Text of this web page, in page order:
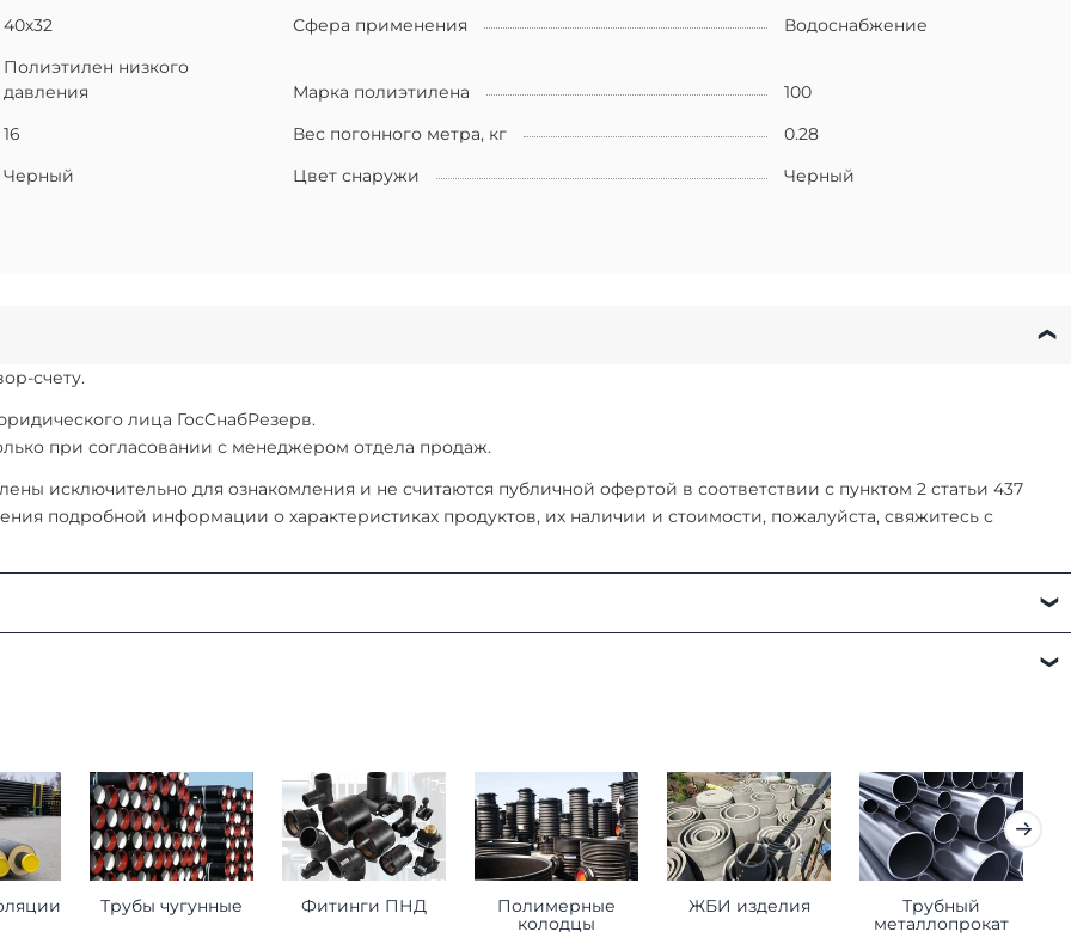
40х32 Сфера применения Водоснабжение
Полиэтилен низкого
давления
Марка полиэтилена
100
16 Вес погонного метра, кг
0.28
Черный Цвет снаружи Черный
счету.
лица ГосСнабРезерв.
при согласовании с менеджером отдела продаж.
исключительно для ознакомления и не считаются публичной офертой в соответствии с пунктом 2 статьи 437
подробной информации о характеристиках продуктов, их наличии и стоимости, пожалуйста, свяжитесь с
заказа
нам следующую информацию при оформлении заказа:
будет принимать груз на месте доставки.
Трубы чугунные Фитинги ПНД
Полимерные
колодцы
ЖБИ изделия
Трубный
металлопрокат